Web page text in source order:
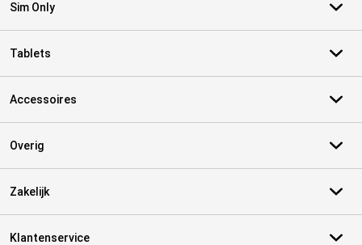
Sim Only
Tablets
Accessoires
Overig
Zakelijk
Klantenservice